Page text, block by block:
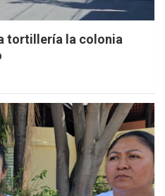
tortillería la colonia